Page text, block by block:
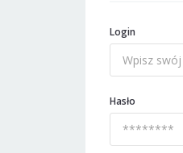
Login
Hasło